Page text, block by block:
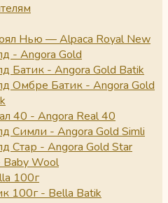
Нью — Alpaca Royal New
- Angora Gold
Батик - Angora Gold Batik
Омбре Батик - Angora Gold
40 - Angora Real 40
Симли - Angora Gold Simli
Стар - Angora Gold Star
Wool
100г
100г - Bella Batik